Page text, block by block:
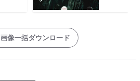
画像一括ダウンロード